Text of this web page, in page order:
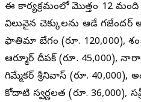
ఈ కార్యక్రమంలో మొత్తం 12 మంది
విలువైన చెక్కులను ఆడే
ఫాతిమా బేగం (రూ. 120,000),
ఆర్మూర్ దీపక్ (రూ. 45,000),
గిమ్మేకర్ శ్రీనివాస్ (రూ. 40,000),
కోదాటి స్వర్ణలత (రూ. 36,000),